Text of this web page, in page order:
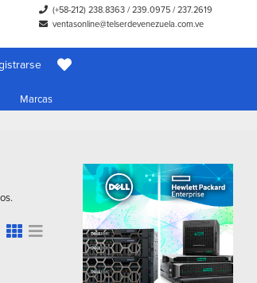
(+58-212) 238.8363 /239.0975 /237.2619
ventasonline@telserdevenezuela.com.ve
Marcas